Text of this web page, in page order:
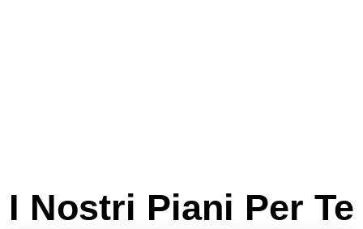
I Nostri Piani Per Te